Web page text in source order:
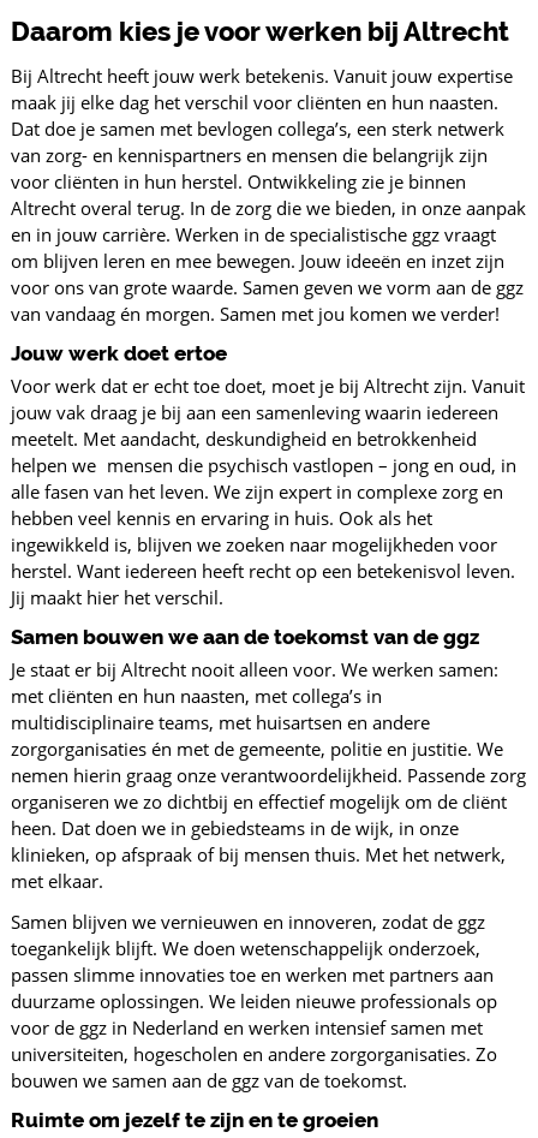
Daarom kies je voor werken bij Altrecht
Bij Altrecht heeft jouw werk betekenis. Vanuit jouw expertise
maak jij elke dag het verschil voor cliënten en hun naasten.
Dat doe je samen met bevlogen collega’s, een sterk netwerk
van zorg- en kennispartners en mensen die belangrijk zijn
voor cliënten in hun herstel. Ontwikkeling zie je binnen
Altrecht overal terug. In de zorg die we bieden, in onze aanpak
en in jouw carrière. Werken in de specialistische ggz vraagt
om blijven leren en mee bewegen. Jouw ideeën en inzet zijn
voor ons van grote waarde. Samen geven we vorm aan de ggz
van vandaag én morgen. Samen met jou komen we verder!
Jouw werk doet ertoe
Voor werk dat er echt toe doet, moet je bij Altrecht zijn. Vanuit
jouw vak draag je bij aan een samenleving waarin iedereen
meetelt. Met aandacht, deskundigheid en betrokkenheid
helpen we mensen die psychisch vastlopen – jong en oud, in
alle fasen van het leven. We zijn expert in complexe zorg en
hebben veel kennis en ervaring in huis. Ook als het
ingewikkeld is, blijven we zoeken naar mogelijkheden voor
herstel. Want iedereen heeft recht op een betekenisvol leven.
Jij maakt hier het verschil.
Samen bouwen we aan de toekomst van de ggz
Je staat er bij Altrecht nooit alleen voor. We werken samen:
met cliënten en hun naasten, met collega’s in
multidisciplinaire teams, met huisartsen en andere
zorgorganisaties én met de gemeente, politie en justitie. We
nemen hierin graag onze verantwoordelijkheid. Passende zorg
organiseren we zo dichtbij en effectief mogelijk om de cliënt
heen. Dat doen we in gebiedsteams in de wijk, in onze
klinieken, op afspraak of bij mensen thuis. Met het netwerk,
met elkaar.
Samen blijven we vernieuwen en innoveren, zodat de ggz
toegankelijk blijft. We doen wetenschappelijk onderzoek,
passen slimme innovaties toe en werken met partners aan
duurzame oplossingen. We leiden nieuwe professionals op
voor de ggz in Nederland en werken intensief samen met
universiteiten, hogescholen en andere zorgorganisaties. Zo
bouwen we samen aan de ggz van de toekomst.
Ruimte om jezelf te zijn en te groeien